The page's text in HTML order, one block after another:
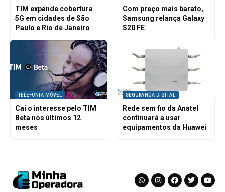
TIM expande cobertura
5G em cidades de São
Paulo e Rio de Janeiro
Com preço mais barato,
Samsung relança Galaxy
S20 FE
TELEFONIA MÓVEL
Cai o interesse pelo TIM
Beta nos últimos 12
meses
SEGURANÇA DIGITAL
Rede sem fio da Anatel
continuará a usar
equipamentos da Huawei